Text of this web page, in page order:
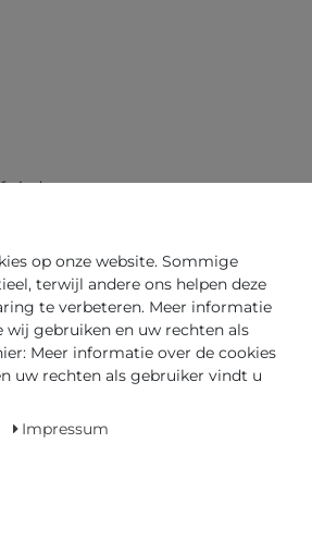
op onze website. Sommige
terwijl andere ons helpen deze
te verbeteren. Meer informatie
wij gebruiken en uw rechten als
Meer informatie over de cookies
uw rechten als gebruiker vindt u
Impressum